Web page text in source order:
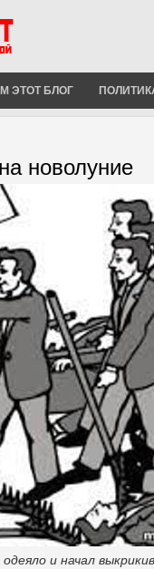
ЭТОТ БЛОГ
новолуние
одеяло и начал